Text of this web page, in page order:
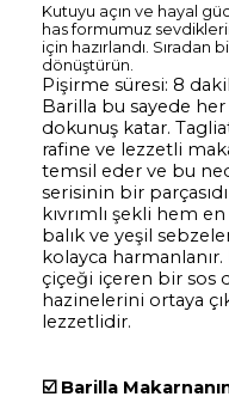
Kutuyu açın ve hayal
has formumuz
için hazırlandı.
dönüştürün.
Pişirme süresi: 8
Barilla bu sayede her
dokunuş katar.
rafine ve lezzetli
temsil eder ve bu
serisinin bir
kıvrımlı şekli hem
balık ve yeşil
kolayca
çiçeği içeren bir sos
hazinelerini ortaya
lezzetlidir.
☑️ Barilla